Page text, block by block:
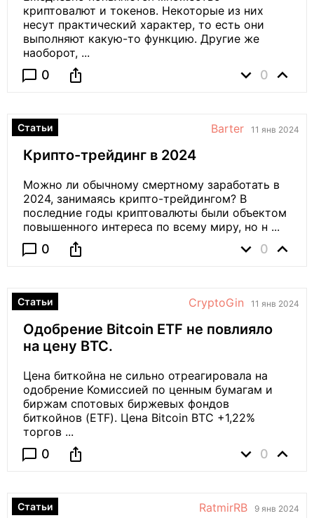
криптовалют и токенов. Некоторые из них
несут практический характер, то есть они
выполняют какую-то функцию. Другие же
наоборот, ...
chat_bubble_outline 0 ios_share expand_more 0 expand_less
Статьи Barter 11 янв 2024
Крипто-трейдинг в 2024
Можно ли обычному смертному заработать в
2024, занимаясь крипто-трейдингом? В
последние годы криптовалюты были объектом
повышенного интереса по всему миру, но н ...
chat_bubble_outline 0 ios_share expand_more 0 expand_less
Статьи CryptoGin 11 янв 2024
Одобрение Bitcoin ETF не повлияло
на цену BTC.
Цена биткойна не сильно отреагировала на
одобрение Комиссией по ценным бумагам и
биржам спотовых биржевых фондов
биткойнов (ETF). Цена Bitcoin BTC +1,22%
торгов ...
chat_bubble_outline 0 ios_share expand_more 0 expand_less
Статьи RatmirRB 9 янв 2024